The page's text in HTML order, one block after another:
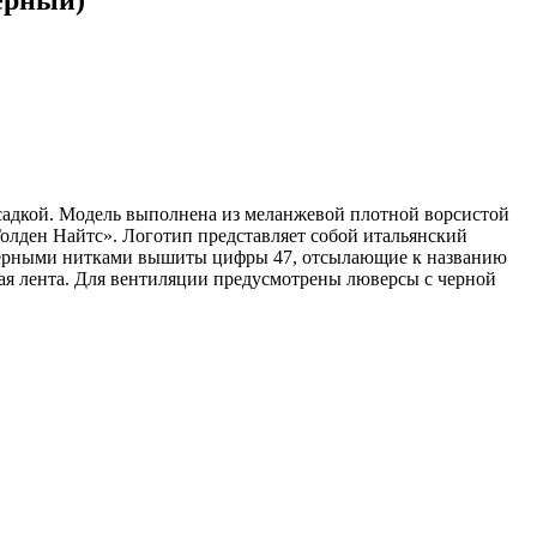
Модель выполнена из меланжевой плотной ворсистой
Найтс». Логотип представляет собой итальянский
нитками вышиты цифры 47, отсылающие к названию
лента. Для вентиляции предусмотрены люверсы с черной